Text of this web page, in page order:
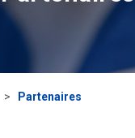
Partenaires